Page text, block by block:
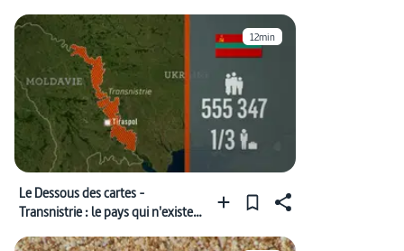
12min
Le Dessous des cartes -
Transnistrie : le pays qui n'existe